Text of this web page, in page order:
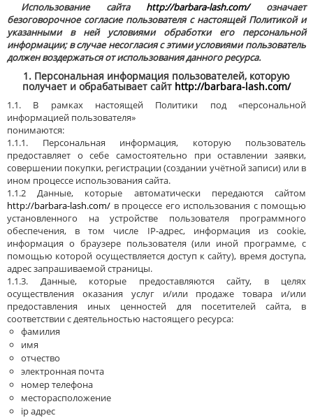
Использование сайта
http://barbara-lash.com/означает
безоговорочное согласие пользователя с настоящей Политикой и
указанными в ней условиями обработки его персональной
информации; в случае несогласия с этими условиями пользователь
должен воздержаться от использования данного ресурса.
1. Персональная информация пользователей, которую
получает и обрабатывает сайт http://barbara-lash.com/
1.1. В рамках настоящей Политики под «персональной
информацией пользователя»
понимаются:
1.1.1. Персональная информация, которую пользователь
предоставляет о себе самостоятельно при оставлении заявки,
совершении покупки, регистрации (создании учётной записи) или в
ином процессе использования сайта.
1.1.2 Данные, которые автоматически передаются сайтом
http://barbara-lash.com/ в процессе его использования с помощью
установленного на устройстве пользователя программного
обеспечения, в том числе IP-адрес, информация из cookie,
информация о браузере пользователя (или иной программе, с
помощью которой осуществляется доступ к сайту), время доступа,
адрес запрашиваемой страницы.
1.1.3. Данные, которые предоставляются сайту, в целях
осуществления оказания услуг и/или продаже товара и/или
предоставления иных ценностей для посетителей сайта, в
соответствии с деятельностью настоящего ресурса:
фамилия
имя
отчество
электронная почта
номер телефона
месторасположение
ip адрес